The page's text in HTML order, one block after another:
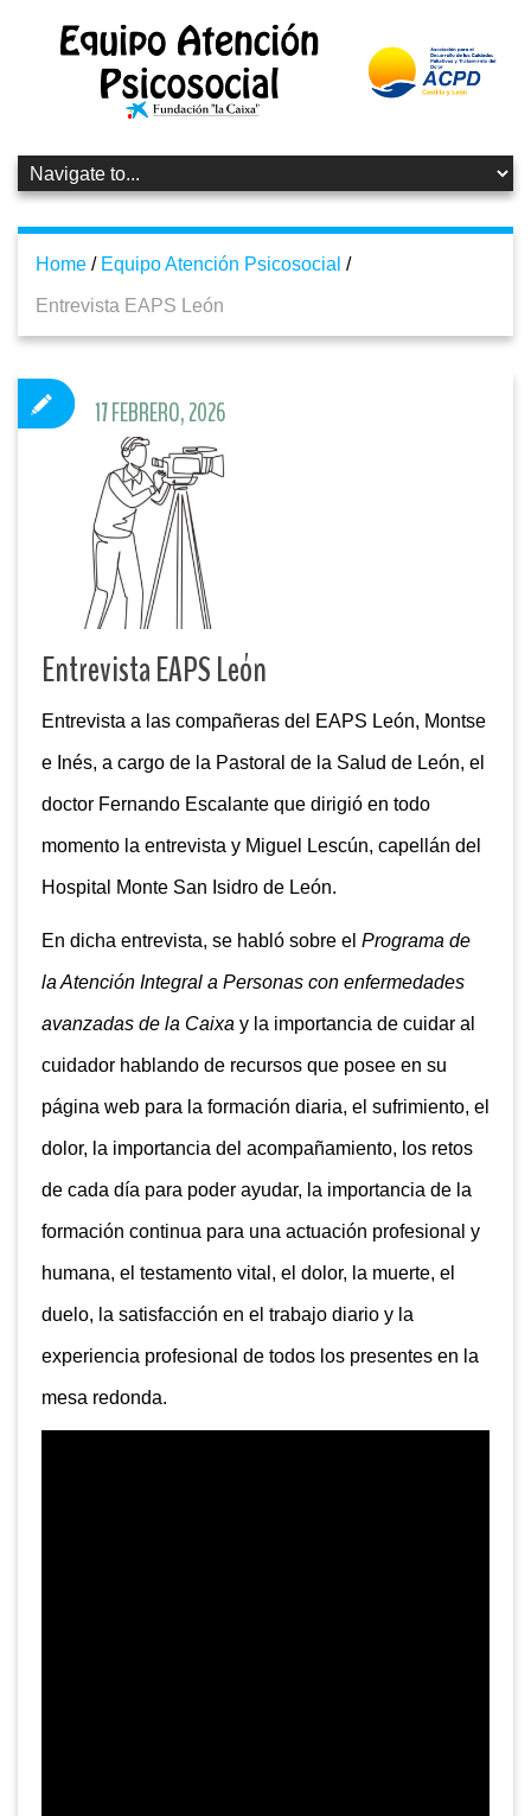
Home / Equipo Atención Psicosocial /
Entrevista EAPS León
Entrevista EAPS León
Entrevista a las compañeras del EAPS León, Montse
e Inés, a cargo de la Pastoral de la Salud de León, el
doctor Fernando Escalante que dirigió en todo
momento la entrevista y Miguel Lescún, capellán del
Hospital Monte San Isidro de León.
En dicha entrevista, se habló sobre el Programa de
la Atención Integral a Personas con enfermedades
avanzadas de la Caixa y la importancia de cuidar al
cuidador hablando de recursos que posee en su
página web para la formación diaria, el sufrimiento, el
dolor, la importancia del acompañamiento, los retos
de cada día para poder ayudar, la importancia de la
formación continua para una actuación profesional y
humana, el testamento vital, el dolor, la muerte, el
duelo, la satisfacción en el trabajo diario y la
experiencia profesional de todos los presentes en la
mesa redonda.
17 FEBRERO, 2026